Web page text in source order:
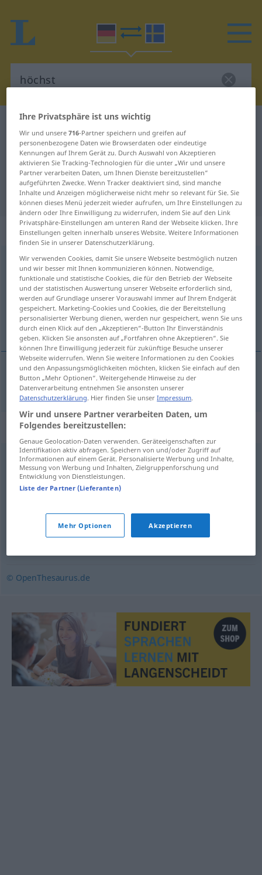
Deutsch-Schwedisch Wörterbuch
Deutsch-Schwedisch Übersetzung
für "höchst"
"höchst" Schwedisch Übersetzung
„höchst“: Adverb, Umstandswort
höchstadv
Übersicht aller Übersetzungen
(Für mehr Details die Übersetzung anklicken/antippen)
högst
högst höchst(≈ überaus)
Synonyme für "höchst"
extrem,echt (ugs.),unglaublich,wirklich (ugs.),
ausgesprochen,überaus,äußerst
© OpenThesaurus.de
Ihre Privatsphäre ist uns wichtig
Wir und unsere716-Partner speichern und greifen auf
personenbezogene Daten wie Browserdaten oder eindeutige
Kennungen auf Ihrem Gerät zu. Durch Auswahl von Akzeptieren
aktivieren Sie Tracking-Technologien für die unter „Wir und unsere
Partner verarbeiten Daten, um Ihnen Dienste bereitzustellen“
aufgeführten Zwecke. Wenn Tracker deaktiviert sind, sind manche
Inhalte und Anzeigen möglicherweise nicht mehr so relevant für Sie. Sie
können dieses Menü jederzeit wieder aufrufen, um Ihre Einstellungen zu
ändern oder Ihre Einwilligung zu widerrufen, indem Sie auf den Link
Privatsphäre-Einstellungen am unteren Rand der Webseite klicken. Ihre
Einstellungen gelten innerhalb unseres Website. Weitere Informationen
finden Sie in unserer Datenschutzerklärung.
Wir verwenden Cookies, damit Sie unsere Webseite bestmöglich nutzen
und wir besser mit Ihnen kommunizieren können. Notwendige,
funktionale und statistische Cookies, die für den Betrieb der Webseite
und der statistischen Auswertung unserer Webseite erforderlich sind,
werden auf Grundlage unserer Vorauswahl immer auf Ihrem Endgerät
gespeichert. Marketing-Cookies und Cookies, die der Bereitstellung
personalisierter Werbung dienen, werden nur gespeichert, wenn Sie uns
durch einen Klick auf den „Akzeptieren“-Button Ihr Einverständnis
geben. Klicken Sie ansonsten auf „Fortfahren ohne Akzeptieren“. Sie
können Ihre Einwilligung jederzeit für zukünftige Besuche unserer
Webseite widerrufen. Wenn Sie weitere Informationen zu den Cookies
und den Anpassungsmöglichkeiten möchten, klicken Sie einfach auf den
Button „Mehr Optionen“. Weitergehende Hinweise zu der
Datenverarbeitung entnehmen Sie ansonsten unserer
Datenschutzerklärung. Hier finden Sie unserImpressum.
Wir und unsere Partner verarbeiten Daten, um
Folgendes bereitzustellen:
Genaue Geolocation-Daten verwenden. Geräteeigenschaften zur
Identifikation aktiv abfragen. Speichern von und/oder Zugriff auf
Informationen auf einem Gerät. Personalisierte Werbung und Inhalte,
Messung von Werbung und Inhalten, Zielgruppenforschung und
Entwicklung von Dienstleistungen.
Liste der Partner (Lieferanten)
Mehr Optionen Akzeptieren